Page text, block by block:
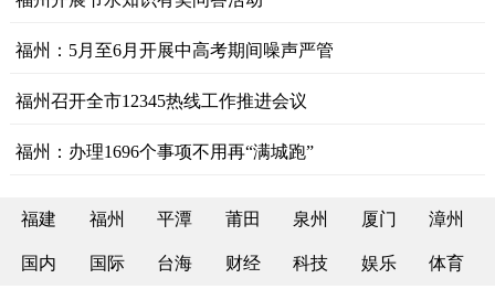
福州：5月至6月开展中高考期间噪声严管
福州召开全市12345热线工作推进会议
福州：办理1696个事项不用再“满城跑”
福建 福州 平潭 莆田 泉州 厦门 漳州
国内 国际 台海 财经 科技 娱乐 体育